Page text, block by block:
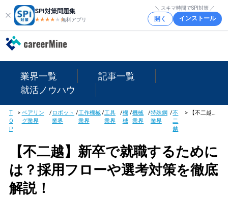
SPI対策問題集
★★★★ ★★
無料アプリ
＼ スキマ時間でSPI対策 ／
開く インストール
業界一覧
記事一覧
就活ノウハウ
T
O
P
> ベアリン
グ業界
/ロボット
業界
/工作機械
業界
/工具
業界
/機
械
/機械
業界
/特殊鋼
業界
/不
二
越
> 【不二越】新卒で就職するためには？採用フローや選考対策を徹底解説！
【不二越】新卒で就職するために
は？採用フローや選考対策を徹底
解説！